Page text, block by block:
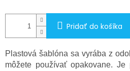
Pridať do košíka
Plastová šablóna sa vyrába z
môžete používať opakovane. Je